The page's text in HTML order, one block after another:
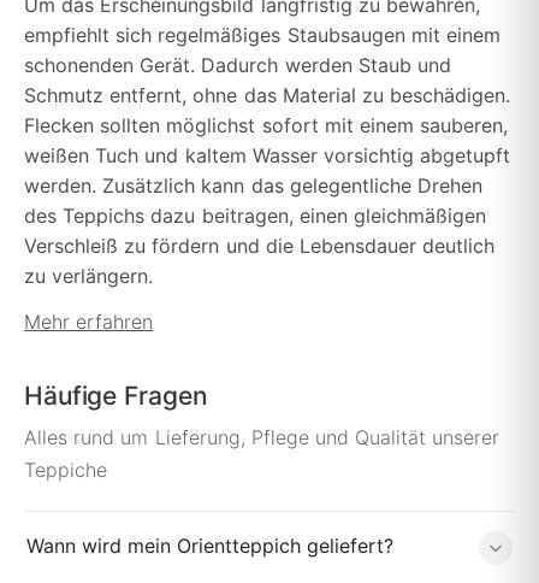
empfiehlt sich regelmäßiges Staubsaugen mit einem
schonenden Gerät. Dadurch werden Staub und
Schmutz entfernt, ohne das Material zu beschädigen.
Flecken sollten möglichst sofort mit einem sauberen,
weißen Tuch und kaltem Wasser vorsichtig abgetupft
werden. Zusätzlich kann das gelegentliche Drehen
des Teppichs dazu beitragen, einen gleichmäßigen
Verschleiß zu fördern und die Lebensdauer deutlich
zu verlängern.
Mehr erfahren
Häufige Fragen
Alles rund um Lieferung, Pflege und Qualität unserer
Teppiche
Wann wird mein Orientteppich geliefert?